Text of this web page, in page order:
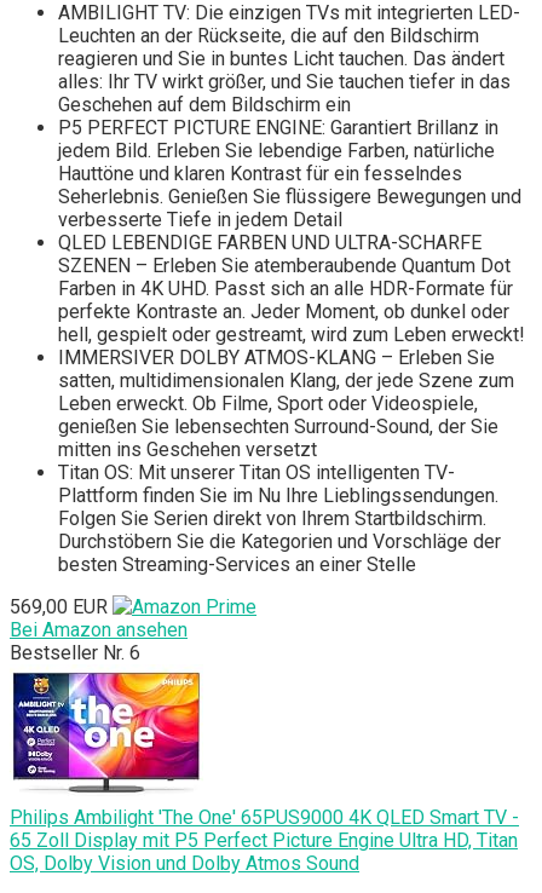
AMBILIGHT TV: Die einzigen TVs mit integrierten LED-
Leuchten an der Rückseite, die auf den Bildschirm
reagieren und Sie in buntes Licht tauchen. Das ändert
alles: Ihr TV wirkt größer, und Sie tauchen tiefer in das
Geschehen auf dem Bildschirm ein
P5 PERFECT PICTURE ENGINE: Garantiert Brillanz in
jedem Bild. Erleben Sie lebendige Farben, natürliche
Hauttöne und klaren Kontrast für ein fesselndes
Seherlebnis. Genießen Sie flüssigere Bewegungen und
verbesserte Tiefe in jedem Detail
QLED LEBENDIGE FARBEN UND ULTRA-SCHARFE
SZENEN – Erleben Sie atemberaubende Quantum Dot
Farben in 4K UHD. Passt sich an alle HDR-Formate für
perfekte Kontraste an. Jeder Moment, ob dunkel oder
hell, gespielt oder gestreamt, wird zum Leben erweckt!
IMMERSIVER DOLBY ATMOS-KLANG – Erleben Sie
satten, multidimensionalen Klang, der jede Szene zum
Leben erweckt. Ob Filme, Sport oder Videospiele,
genießen Sie lebensechten Surround-Sound, der Sie
mitten ins Geschehen versetzt
Titan OS: Mit unserer Titan OS intelligenten TV-
Plattform finden Sie im Nu Ihre Lieblingssendungen.
Folgen Sie Serien direkt von Ihrem Startbildschirm.
Durchstöbern Sie die Kategorien und Vorschläge der
besten Streaming-Services an einer Stelle
569,00 EUR
Bei Amazon ansehen
Bestseller Nr. 6
Philips Ambilight 'The One' 65PUS9000 4K QLED Smart TV -
65 Zoll Display mit P5 Perfect Picture Engine Ultra HD, Titan
OS, Dolby Vision und Dolby Atmos Sound